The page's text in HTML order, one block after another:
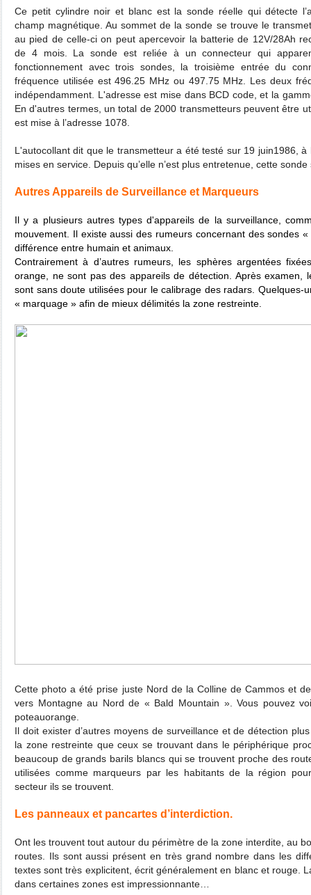
Ce petit cylindre noir et blanc est la sonde réelle qui détecte
champ magnétique. Au sommet de la sonde se trouve le
au pied de celle-ci on peut apercevoir la batterie de 12V/28Ah
de 4 mois. La sonde est reliée à un connecteur qui
fonctionnement avec trois sondes, la troisième entrée du
fréquence utilisée est 496.25 MHz ou 497.75 MHz. Les deux
indépendamment. L'adresse est mise dans BCD code, et la
En d'autres termes, un total de 2000 transmetteurs peuvent être
est mise à l’adresse 1078.
L'autocollant dit que le transmetteur a été testé sur 19 juin1986, à
mises en service. Depuis qu’elle n’est plus entretenue, cette
Autres Appareils de Surveillance et Marqueurs
Il y a plusieurs autres types d'appareils de la surveillance,
mouvement. Il existe aussi des rumeurs concernant des sondes
différence entre humain et animaux.
Contrairement à d’autres rumeurs, les sphères argentées
orange, ne sont pas des appareils de détection. Après examen,
sont sans doute utilisées pour le calibrage des radars. Quelques-
« marquage » afin de mieux délimités la zone restreinte.
Cette photo a été prise juste Nord de la Colline de Cammos et
vers Montagne au Nord de « Bald Mountain ». Vous pouvez
poteauorange.
Il doit exister d’autres moyens de surveillance et de détection
la zone restreinte que ceux se trouvant dans le périphérique
beaucoup de grands barils blancs qui se trouvent proche des
utilisées comme marqueurs par les habitants de la région
secteur ils se trouvent.
Les panneaux et pancartes d’interdiction.
Ont les trouvent tout autour du périmètre de la zone interdite, au
routes. Ils sont aussi présent en très grand nombre dans les
textes sont très explicitent, écrit généralement en blanc et rouge.
dans certaines zones est impressionnante…